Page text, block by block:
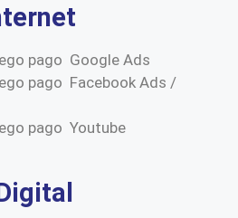
pago Google Ads
pago Facebook Ads /
pago Youtube